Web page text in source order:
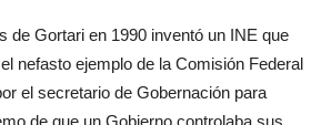
de Gortari en 1990 inventó un INE que
nefasto ejemplo de la Comisión Federal
el secretario de Gobernación para
de que un Gobierno controlaba sus